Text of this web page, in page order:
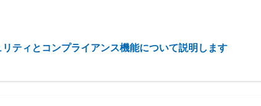
ィとコンプライアンス機能について説明します